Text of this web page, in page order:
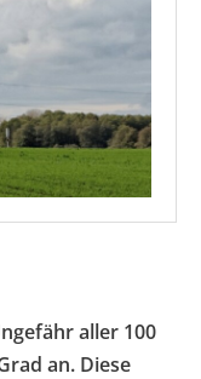
aller 100
an. Diese